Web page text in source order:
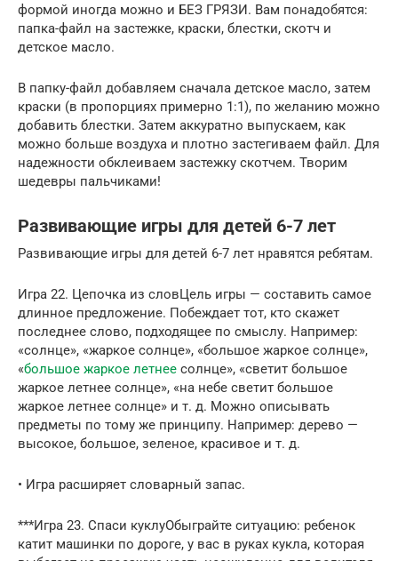
формой иногда можно и БЕЗ ГРЯЗИ. Вам понадобятся:
папка-файл на застежке, краски, блестки, скотч и
детское масло.
В папку-файл добавляем сначала детское масло, затем
краски (в пропорциях примерно 1:1), по желанию можно
добавить блестки. Затем аккуратно выпускаем, как
можно больше воздуха и плотно застегиваем файл. Для
надежности обклеиваем застежку скотчем. Творим
шедевры пальчиками!
Развивающие игры для детей 6-7 лет
Развивающие игры для детей 6-7 лет нравятся ребятам.
Игра 22. Цепочка из словЦель игры — составить самое
длинное предложение. Побеждает тот, кто скажет
последнее слово, подходящее по смыслу. Например:
«солнце», «жаркое солнце», «большое жаркое солнце»,
«большое жаркое летнее солнце», «светит большое
жаркое летнее солнце», «на небе светит большое
жаркое летнее солнце» и т. д. Можно описывать
предметы по тому же принципу. Например: дерево —
высокое, большое, зеленое, красивое и т. д.
• Игра расширяет словарный запас.
***Игра 23. Спаси куклуОбыграйте ситуацию: ребенок
катит машинки по дороге, у вас в руках кукла, которая